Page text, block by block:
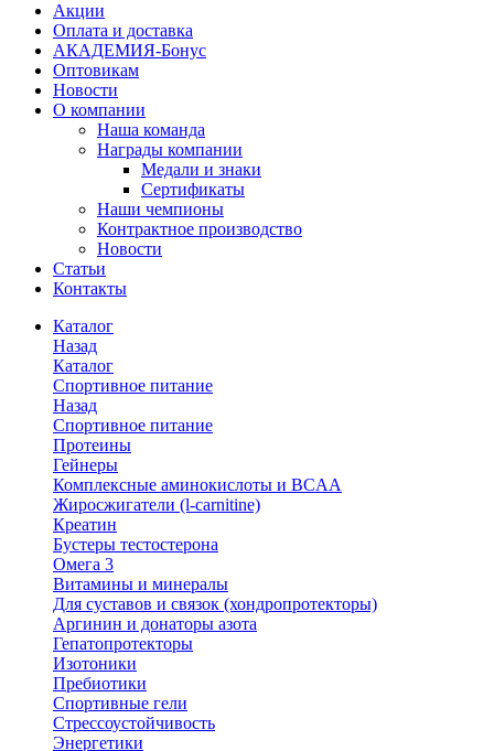
Акции
Оплата и доставка
АКАДЕМИЯ-Бонус
Оптовикам
Новости
О компании
Наша команда
Награды компании
Медали и знаки
Сертификаты
Наши чемпионы
Контрактное производство
Новости
Статьи
Контакты
Каталог
Назад
Каталог
Спортивное питание
Назад
Спортивное питание
Протеины
Гейнеры
Комплексные аминокислоты и BCAA
Жиросжигатели (l-carnitine)
Креатин
Бустеры тестостерона
Омега 3
Витамины и минералы
Для суставов и связок (хондропротекторы)
Аргинин и донаторы азота
Гепатопротекторы
Изотоники
Пребиотики
Спортивные гели
Стрессоустойчивость
Энергетики